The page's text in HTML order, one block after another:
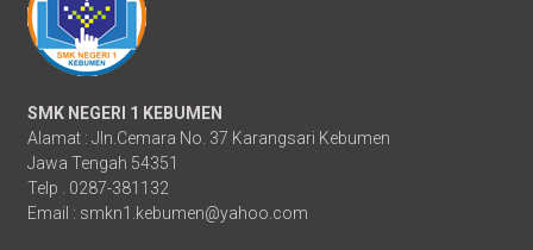
SMK NEGERI 1 KEBUMEN
Alamat : Jln.Cemara No. 37 Karangsari Kebumen
Jawa Tengah 54351
Telp . 0287-381132
Email : smkn1.kebumen@yahoo.com